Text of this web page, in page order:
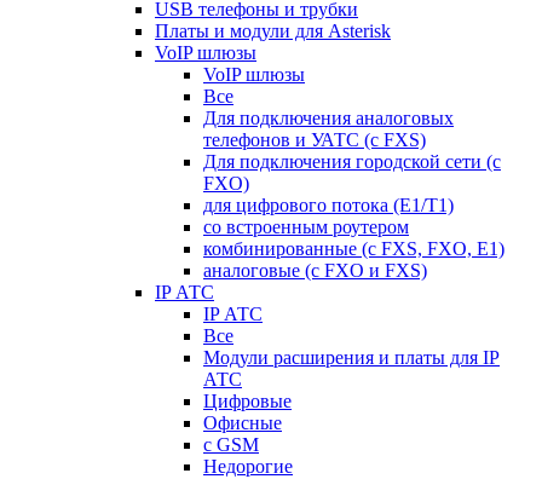
USB телефоны и трубки
Платы и модули для Asterisk
VoIP шлюзы
VoIP шлюзы
Все
Для подключения аналоговых
телефонов и УАТС (с FXS)
Для подключения городской сети (с
FXO)
для цифрового потока (E1/T1)
со встроенным роутером
комбинированные (c FXS, FXO, E1)
аналоговые (с FXO и FXS)
IP АТС
IP АТС
Все
Модули расширения и платы для IP
АТС
Цифровые
Офисные
с GSM
Недорогие